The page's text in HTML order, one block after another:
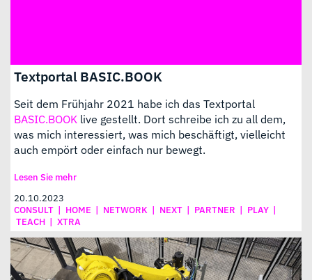
Textportal BASIC.BOOK
Seit dem Frühjahr 2021 habe ich das Textportal
BASIC.BOOK live gestellt. Dort schreibe ich zu all dem,
was mich interessiert, was mich beschäftigt, vielleicht
auch empört oder einfach nur bewegt.
Lesen Sie mehr
20.10.2023
CONSULT | HOME | NETWORK | NEXT | PARTNER | PLAY |
TEACH | XTRA